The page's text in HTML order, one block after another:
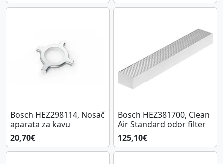
Bosch HEZ298114, Nosač
aparata za kavu
20,70€
Bosch HEZ381700, Clean
Air Standard odor filter
125,10€